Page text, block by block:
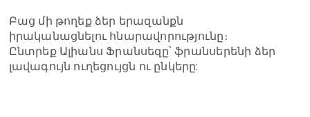
Բաց մի թողեք ձեր երազանքն
իրականացնելու հնարավորությունը։
Ընտրեք Ալիանս Ֆրանսեզը՝ ֆրանսերենի ձեր
լավագույն ուղեցույցն ու ընկերը: